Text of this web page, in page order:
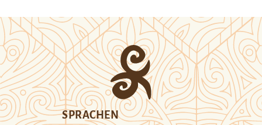
SPRACHEN